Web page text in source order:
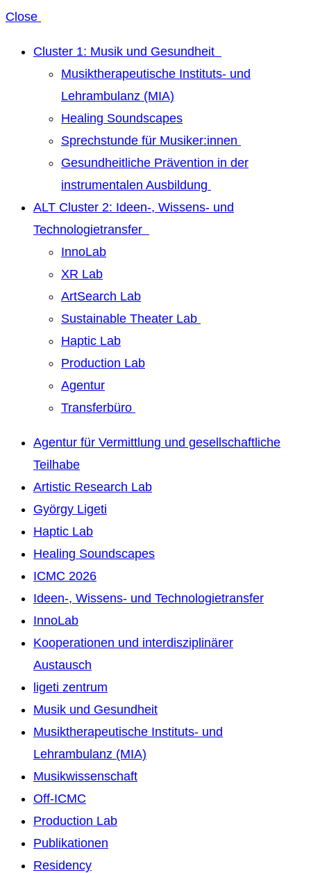
Close
Cluster 1: Musik und Gesundheit
Musiktherapeutische Instituts- und
Lehrambulanz (MIA)
Healing Soundscapes
Sprechstunde für Musiker:innen
Gesundheitliche Prävention in der
instrumentalen Ausbildung
ALT Cluster 2: Ideen-, Wissens- und
Technologietransfer
InnoLab
XR Lab
ArtSearch Lab
Sustainable Theater Lab
Haptic Lab
Production Lab
Agentur
Transferbüro
Agentur für Vermittlung und gesellschaftliche
Teilhabe
Artistic Research Lab
György Ligeti
Haptic Lab
Healing Soundscapes
ICMC 2026
Ideen-, Wissens- und Technologietransfer
InnoLab
Kooperationen und interdisziplinärer
Austausch
ligeti zentrum
Musik und Gesundheit
Musiktherapeutische Instituts- und
Lehrambulanz (MIA)
Musikwissenschaft
Off-ICMC
Production Lab
Publikationen
Residency